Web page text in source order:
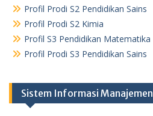
Profil Prodi S2 Pendidikan Sains
Profil Prodi S2 Kimia
Profil S3 Pendidikan Matematika
Profil Prodi S3 Pendidikan Sains
Sistem Informasi Manajemen